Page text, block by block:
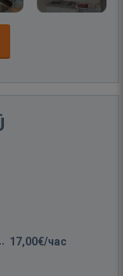
17,00€/час